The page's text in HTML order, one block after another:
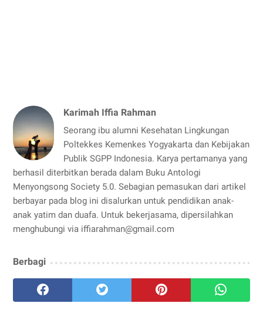
Karimah Iffia Rahman
Seorang ibu alumni Kesehatan Lingkungan
Poltekkes Kemenkes Yogyakarta dan Kebijakan
Publik SGPP Indonesia. Karya pertamanya yang
berhasil diterbitkan berada dalam Buku Antologi
Menyongsong Society 5.0. Sebagian pemasukan dari artikel
berbayar pada blog ini disalurkan untuk pendidikan anak-
anak yatim dan duafa. Untuk bekerjasama, dipersilahkan
menghubungi via iffiarahman@gmail.com
Berbagi